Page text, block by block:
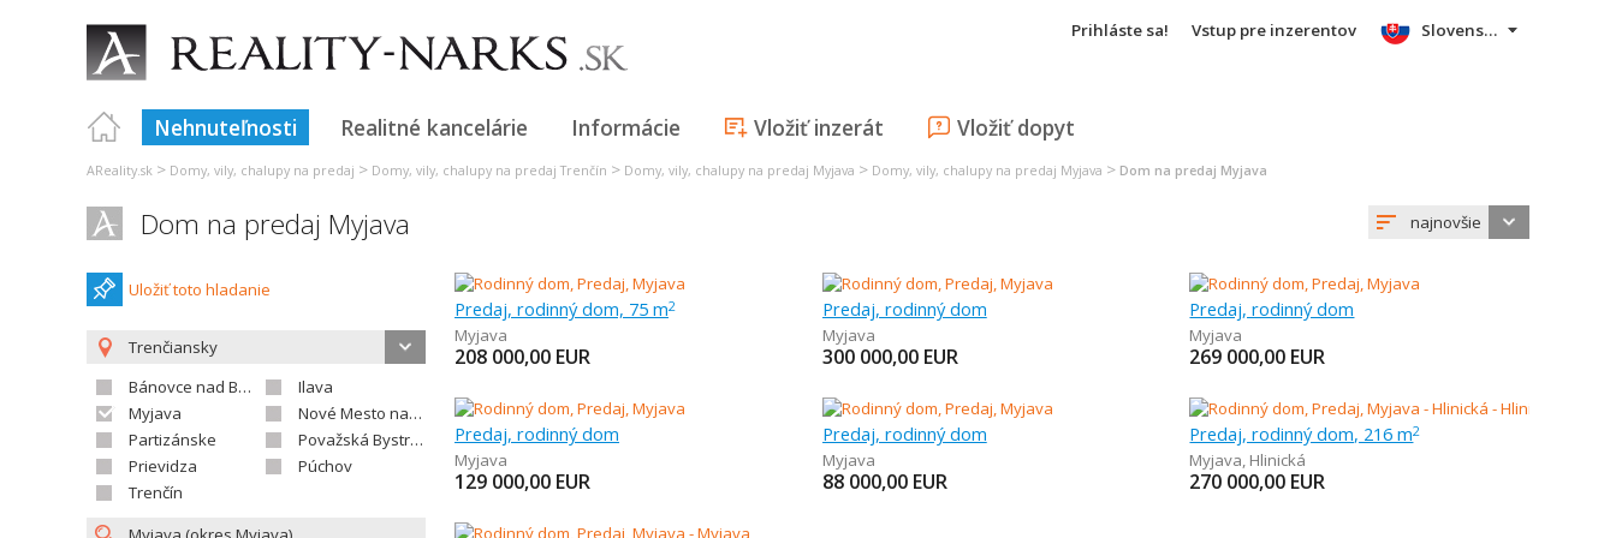
Prihláste sa! Vstup pre inzerentov
Nehnuteľnosti Realitné kancelárie Informácie Vložiť inzerát Vložiť dopyt
Slovensky
AReality.sk > Domy, vily, chalupy na predaj > Domy, vily, chalupy na predaj Trenčín > Domy, vily, chalupy na predaj Myjava > Domy, vily, chalupy na predaj Myjava > Dom na predaj Myjava
Dom na predaj Myjava najnovšie
Uložiť toto hladanie
Trenčiansky
Bánovce nad Bebravou
Ilava
Myjava
Nové Mesto nad Váhom
Partizánske
Považská Bystrica
Prievidza
Púchov
Trenčín
Predaj, rodinný dom, 75 m2
Myjava
208 000,00 EUR
Predaj, rodinný dom
Myjava
300 000,00 EUR
Predaj, rodinný dom
Myjava
269 000,00 EUR
Predaj, rodinný dom
Myjava
129 000,00 EUR
Predaj, rodinný dom
Myjava
88 000,00 EUR
Predaj, rodinný dom, 216 m2
Myjava, Hlinická
270 000,00 EUR